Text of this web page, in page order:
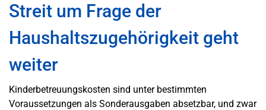
Streit um Frage der
Haushaltszugehörigkeit geht
weiter
Kinderbetreuungskosten sind unter bestimmten
Voraussetzungen als Sonderausgaben absetzbar, und zwar